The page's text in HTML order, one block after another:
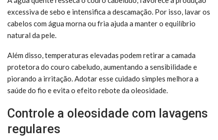
excessiva de sebo e intensifica a descamação. Por isso, lavar os
cabelos com água morna ou fria ajuda a manter o equilíbrio
natural da pele.
Além disso, temperaturas elevadas podem retirar a camada
protetora do couro cabeludo, aumentando a sensibilidade e
piorando a irritação. Adotar esse cuidado simples melhora a
saúde do fio e evita o efeito rebote da oleosidade.
Controle a oleosidade com lavagens
regulares